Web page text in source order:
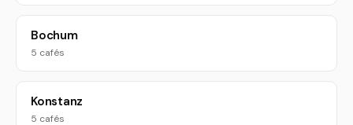
Bochum
5 cafés
Konstanz
5 cafés